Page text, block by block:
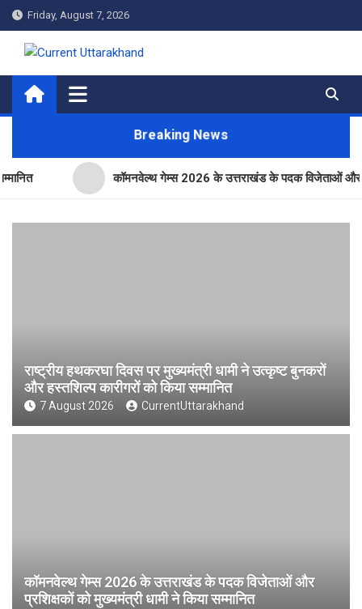
Skip
to
content
Friday, August 7, 2026
Current Uttarakhand
Breaking News
कॉमनवेल्थ गेम्स 2026 के उत्तराखंड के पदक विजेताओं और
राष्ट्रीय हथकरघा दिवस पर मुख्यमंत्री धामी ने उत्कृष्ट बुनकरों
और हस्तशिल्प कारीगरों को किया सम्मानित
7 August 2026 CurrentUttarakhand
कॉमनवेल्थ गेम्स 2026 के उत्तराखंड के पदक विजेताओं और
प्रशिक्षकों को मुख्यमंत्री धामी ने किया सम्मानित